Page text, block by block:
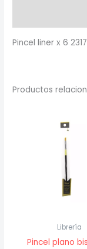
Pincel liner x 6
Productos
Librería
Pincel plano